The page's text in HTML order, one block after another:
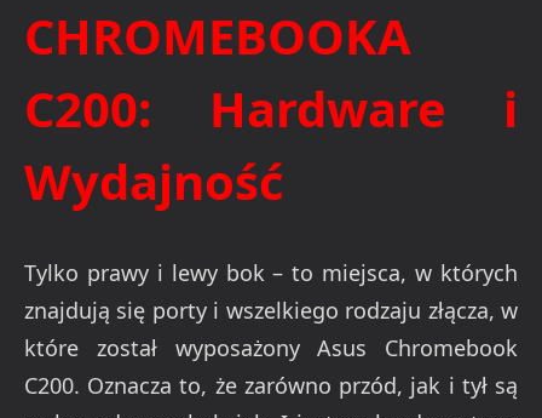
CHROMEBOOKA
C200: Hardware i
Wydajność
Tylko prawy i lewy bok – to miejsca, w których
znajdują się porty i wszelkiego rodzaju złącza, w
które został wyposażony Asus Chromebook
C200. Oznacza to, że zarówno przód, jak i tył są